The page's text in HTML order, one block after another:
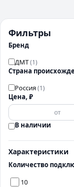
Фильтры
Бренд
ДМТ(1)
Страна
Россия(1)
Цена, ₽
В наличии
Характеристики
Количество
10